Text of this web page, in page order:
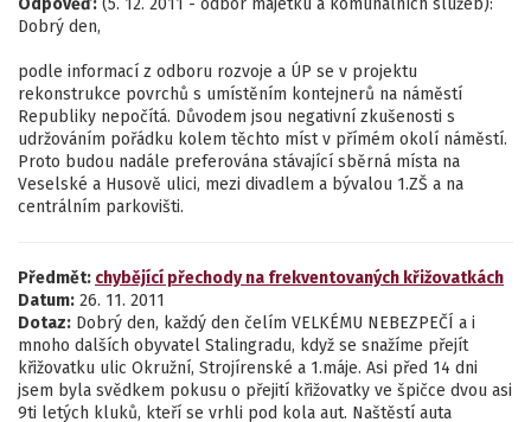
Odpověď: (5. 12. 2011 - odbor majetku a komunálních služeb):
Dobrý den,
podle informací z odboru rozvoje a ÚP se v projektu
rekonstrukce povrchů s umístěním kontejnerů na náměstí
Republiky nepočítá. Důvodem jsou negativní zkušenosti s
udržováním pořádku kolem těchto míst v přímém okolí náměstí.
Proto budou nadále preferována stávající sběrná místa na
Veselské a Husově ulici, mezi divadlem a bývalou 1.ZŠ a na
centrálním parkovišti.
Předmět: chybějící přechody na frekventovaných křižovatkách
Datum: 26. 11. 2011
Dotaz: Dobrý den, každý den čelím VELKÉMU NEBEZPEČÍ a i
mnoho dalších obyvatel Stalingradu, když se snažíme přejít
křižovatku ulic Okružní, Strojírenské a 1.máje. Asi před 14 dni
jsem byla svědkem pokusu o přejití křižovatky ve špičce dvou asi
9ti letých kluků, kteří se vrhli pod kola aut. Naštěstí auta